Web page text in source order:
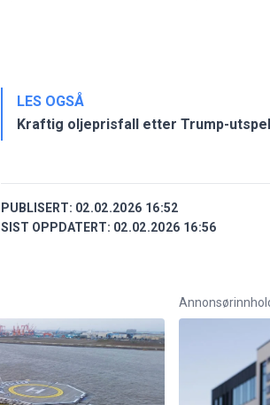
LES OGSÅ
Kraftig oljeprisfall etter Trump-utspel
PUBLISERT: 02.02.2026 16:52
SIST OPPDATERT: 02.02.2026 16:56